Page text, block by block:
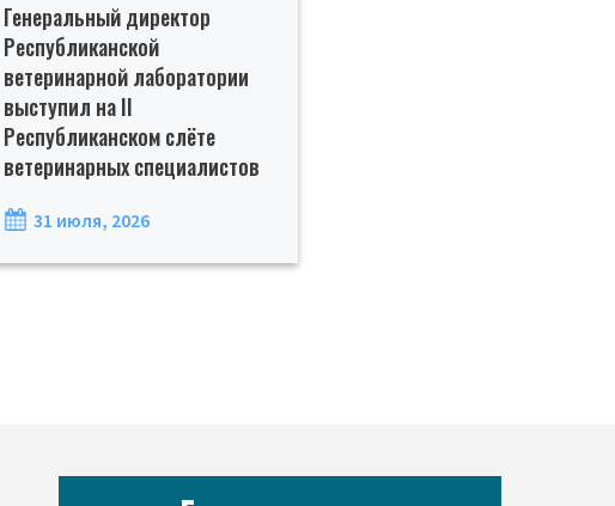
Генеральный директор
Республиканской
ветеринарной лаборатории
выступил на II
Республиканском слёте
ветеринарных специалистов
31 июля, 2026